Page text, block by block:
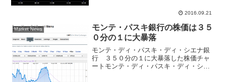
2016.09.21
Market News
モンテ・パスキ銀行の株価は３５
０分の１に大暴落
モンテ・ディ・パスキ・ディ・シエナ銀
行 ３５０分の１に大暴落した株価チャ
ートモンテ・ディ・パスキ・ディ・シエ